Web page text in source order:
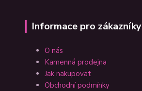
Informace pro zákazníky
O nás
Kamenná prodejna
Jak nakupovat
Obchodní podmínky